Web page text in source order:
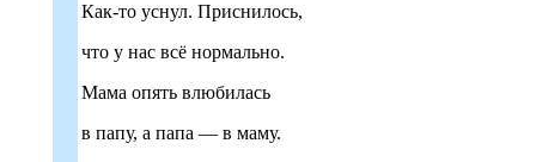
Как-то уснул. Приснилось,
что у нас всё нормально.
Мама опять влюбилась
в папу, а папа — в маму.